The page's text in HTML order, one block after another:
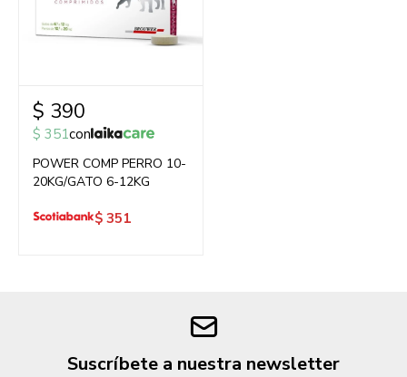
$ 390
$ 351con
POWER COMP PERRO 10-
20KG/GATO 6-12KG
$ 351
Suscríbete a nuestra newsletter